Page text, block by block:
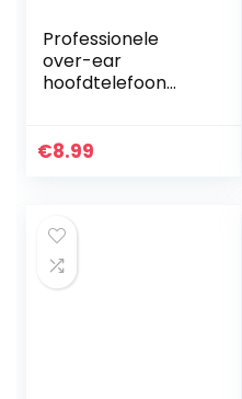
Professionele
over-ear
hoofdtelefoon
vervanging
QuietComfort 35
(QC35…
€8.99